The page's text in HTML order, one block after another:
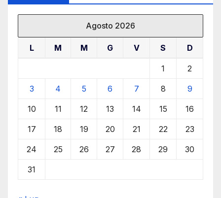
Agosto 2026
L M M G V S D
1 2
3 4 5 6 7 8 9
10 11 12 13 14 15 16
17 18 19 20 21 22 23
24 25 26 27 28 29 30
31